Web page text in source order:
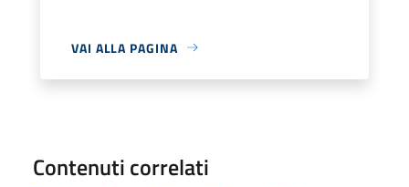
VAI ALLA PAGINA
Contenuti correlati